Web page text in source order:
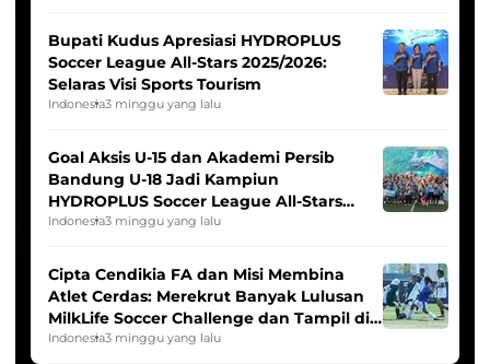
Bupati Kudus Apresiasi HYDROPLUS
Soccer League All-Stars 2025/2026:
Selaras Visi Sports Tourism
Indonesia3 minggu yang lalu
Goal Aksis U-15 dan Akademi Persib
Bandung U-18 Jadi Kampiun
HYDROPLUS Soccer League All-Stars
2025/2026
Indonesia3 minggu yang lalu
Cipta Cendikia FA dan Misi Membina
Atlet Cerdas: Merekrut Banyak Lulusan
MilkLife Soccer Challenge dan Tampil di
HYDROPLUS Soccer League
Indonesia3 minggu yang lalu